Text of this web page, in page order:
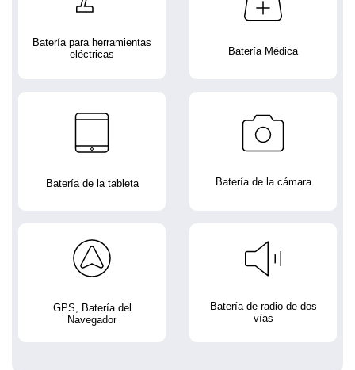
Batería para herramientas
eléctricas
Batería Médica
Batería de la tableta Batería de la cámara
GPS, Batería del
Navegador
Batería de radio de dos
vías